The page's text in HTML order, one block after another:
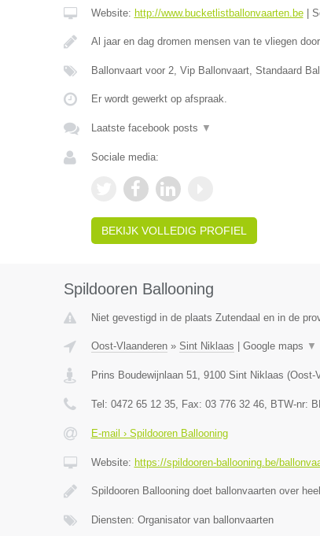
Website: http://www.bucketlistballonvaarten.be|
Al jaar en dag dromen mensen van te vliegen
Ballonvaart voor 2, Vip Ballonvaart, Standaard
Er wordt gewerkt op afspraak.
Laatste facebook posts ▼
Sociale media:
BEKIJK VOLLEDIG PROFIEL
Spildooren Ballooning
Niet gevestigd in de plaats Zutendaal en in de
Oost-Vlaanderen» Sint Niklaas Google maps ▼
Prins Boudewijnlaan 51, 9100 Sint Niklaas (Oost-
Tel: 0472 65 12 35, Fax: 03 776 32 46, BTW-nr:
E-mail › Spildooren Ballooning
Website: https://spildooren-ballooning.be/
Spildooren Ballooning doet ballonvaarten over
Diensten: Organisator van ballonvaarten